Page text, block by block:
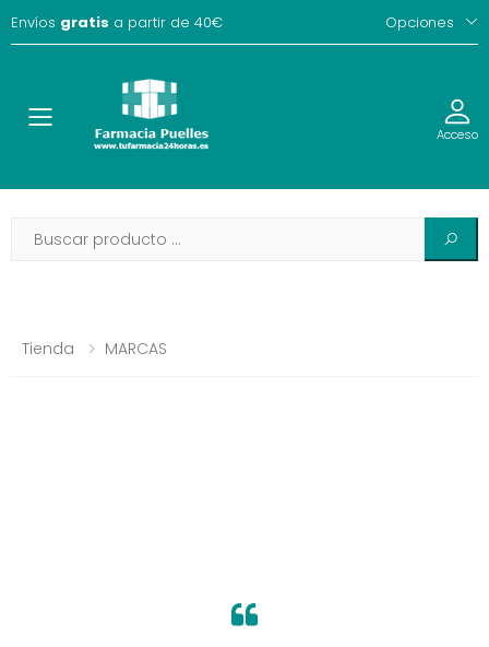
Envíos gratis a partir de 40€ Opciones
Toggle Acceso
Tienda MARCAS